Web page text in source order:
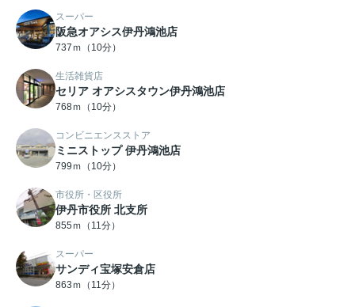
スーパー
阪急オアシス伊丹鴻池店
737ｍ（10分）
生活雑貨店
セリア オアシスタウン伊丹鴻池店
768ｍ（10分）
コンビニエンスストア
ミニストップ 伊丹鴻池店
799ｍ（10分）
市役所・区役所
伊丹市役所 北支所
855ｍ（11分）
スーパー
サンディ宝塚安倉店
863ｍ（11分）